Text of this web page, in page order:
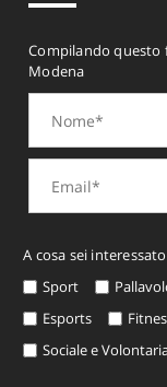
Compilando questo
Modena
A cosa sei
Sport
Esports
Sociale e